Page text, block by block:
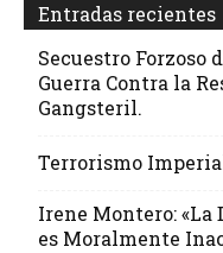
Entradas recientes
Secuestro Forzoso
Guerra Contra la
Gangsteril.
Terrorismo
Irene Montero: «La
es Moralmente